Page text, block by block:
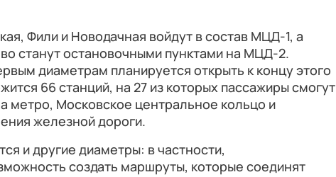
Фили и Новодачная войдут в состав МЦД-1, а
станут остановочными пунктами на МЦД-2.
диаметрам планируется открыть к концу этого
66 станций, на 27 из которых пассажиры смогут
метро, Московское центральное кольцо и
железной дороги.
и другие диаметры: в частности,
создать маршруты, которые соединят